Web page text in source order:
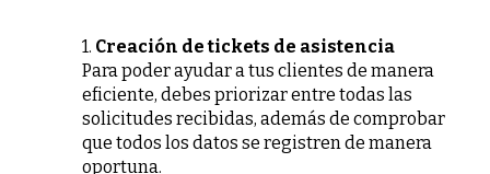
1. Creación de tickets de asistencia
Para poder ayudar a tus clientes de manera
eficiente, debes priorizar entre todas las
solicitudes recibidas, además de comprobar
que todos los datos se registren de manera
oportuna.